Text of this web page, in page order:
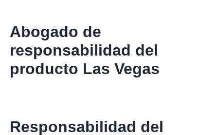
Abogado de
responsabilidad del
producto Las Vegas
Responsabilidad del